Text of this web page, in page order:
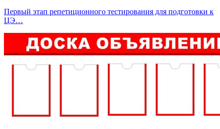
Первый этап репетиционного тестирования для подготовки к
ЦЭ…